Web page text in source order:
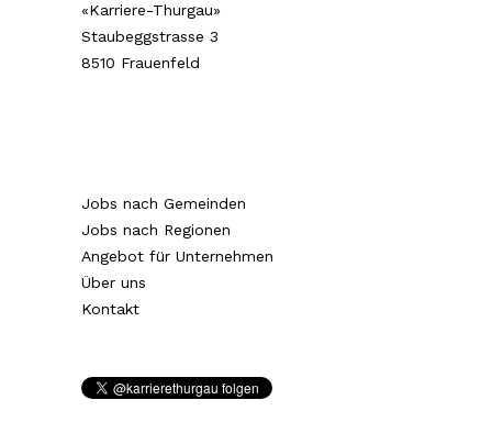
«Karriere-Thurgau»
Staubeggstrasse 3
8510 Frauenfeld
Jobs nach Gemeinden
Jobs nach Regionen
Angebot für Unternehmen
Über uns
Kontakt